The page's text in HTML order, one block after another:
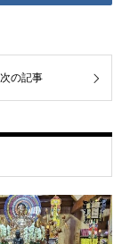
次の記事